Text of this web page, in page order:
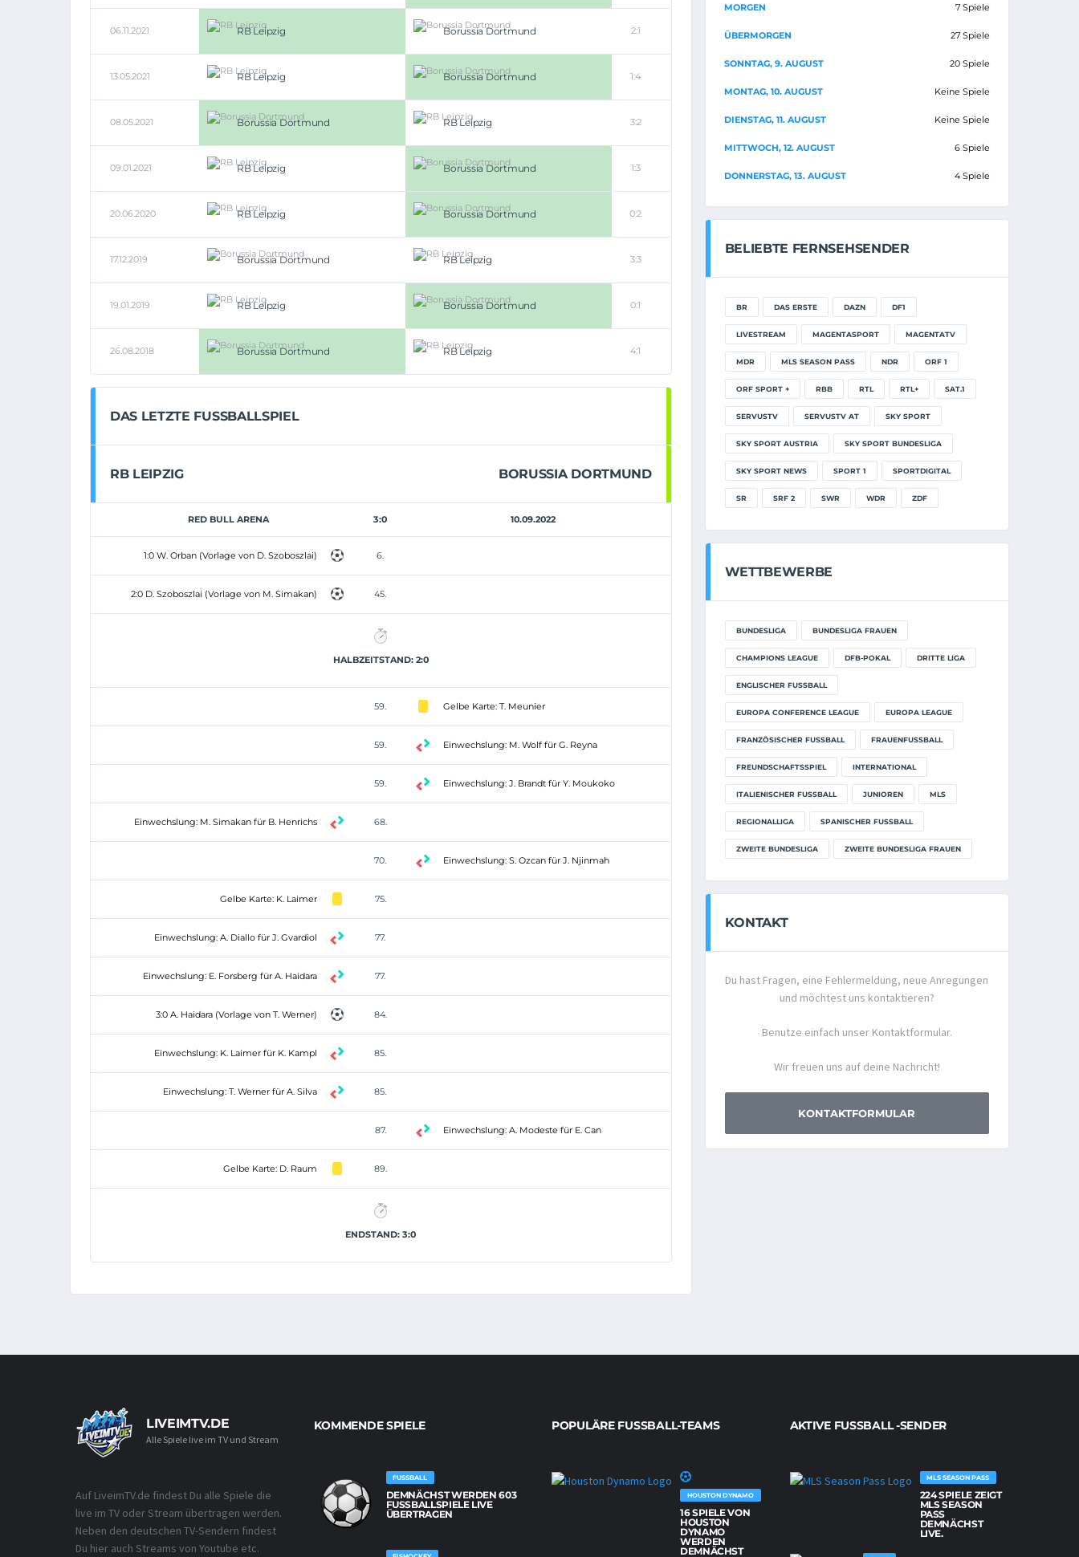
06.11.2021 RB Leipzig Borussia Dortmund 2:1
13.05.2021 RB Leipzig Borussia Dortmund 1:4
08.05.2021 Borussia Dortmund RB Leipzig 3:2
09.01.2021 RB Leipzig Borussia Dortmund 1:3
20.06.2020 RB Leipzig Borussia Dortmund 0:2
17.12.2019 Borussia Dortmund RB Leipzig 3:3
19.01.2019 RB Leipzig Borussia Dortmund 0:1
26.08.2018 Borussia Dortmund RB Leipzig 4:1
DAS LETZTE FUSSBALLSPIEL
RB LEIPZIG BORUSSIA DORTMUND
RED BULL ARENA 3:0 10.09.2022
1:0 W. Orban (Vorlage von D. Szoboszlai) 6.
2:0 D. Szoboszlai (Vorlage von M. Simakan) 45.
HALBZEITSTAND: 2:0
59. Gelbe Karte: T. Meunier
59. Einwechslung: M. Wolf für G. Reyna
59. Einwechslung: J. Brandt für Y. Moukoko
Einwechslung: M. Simakan für B. Henrichs 68.
70. Einwechslung: S. Ozcan für J. Njinmah
Gelbe Karte: K. Laimer 75.
Einwechslung: A. Diallo für J. Gvardiol 77.
Einwechslung: E. Forsberg für A. Haidara 77.
3:0 A. Haidara (Vorlage von T. Werner) 84.
Einwechslung: K. Laimer für K. Kampl 85.
Einwechslung: T. Werner für A. Silva 85.
87. Einwechslung: A. Modeste für E. Can
Gelbe Karte: D. Raum 89.
ENDSTAND: 3:0
MORGEN 7 Spiele
ÜBERMORGEN 27 Spiele
SONNTAG, 9. AUGUST 20 Spiele
MONTAG, 10. AUGUST Keine Spiele
DIENSTAG, 11. AUGUST Keine Spiele
MITTWOCH, 12. AUGUST 6 Spiele
DONNERSTAG, 13. AUGUST 4 Spiele
BELIEBTE FERNSEHSENDER
BR DAS ERSTE DAZN DF1
LIVESTREAM MAGENTASPORT MAGENTATV
MDR MLS SEASON PASS NDR ORF 1
ORF SPORT + RBB RTL RTL+ SAT.1
SERVUSTV SERVUSTV AT SKY SPORT
SKY SPORT AUSTRIA SKY SPORT BUNDESLIGA
SKY SPORT NEWS SPORT 1 SPORTDIGITAL
SR SRF 2 SWR WDR ZDF
WETTBEWERBE
BUNDESLIGA BUNDESLIGA FRAUEN
CHAMPIONS LEAGUE DFB-POKAL DRITTE LIGA
ENGLISCHER FUSSBALL
EUROPA CONFERENCE LEAGUE EUROPA LEAGUE
FRANZÖSISCHER FUSSBALL FRAUENFUSSBALL
FREUNDSCHAFTSSPIEL INTERNATIONAL
ITALIENISCHER FUSSBALL JUNIOREN MLS
REGIONALLIGA SPANISCHER FUSSBALL
ZWEITE BUNDESLIGA ZWEITE BUNDESLIGA FRAUEN
KONTAKT
Du hast Fragen, eine Fehlermeldung, neue Anregungen
und möchtest uns kontaktieren?
Benutze einfach unser Kontaktformular.
Wir freuen uns auf deine Nachricht!
KONTAKTFORMULAR
LIVEIMTV.DE
Alle Spiele live im TV und Stream
Auf LiveimTV.de findest Du alle Spiele die
live im TV oder Stream übertragen werden.
Neben den deutschen TV-Sendern findest
Du hier auch Streams von Youtube etc.
KOMMENDE SPIELE
FUSSBALL
DEMNÄCHST WERDEN 603
FUSSBALLSPIELE LIVE Ü
BERTRAGEN
POPULÄRE FUSSBALL-TEAMS
HOUSTON DYNAMO
16 SPIELE VON
HOUSTON
DYNAMO
WERDEN
DEMNÄCHST
AKTIVE FUSSBALL -SENDER
MLS SEASON PASS
224 SPIELE ZEIGT
MLS SEASON
PASS
DEMNÄCHST
LIVE.